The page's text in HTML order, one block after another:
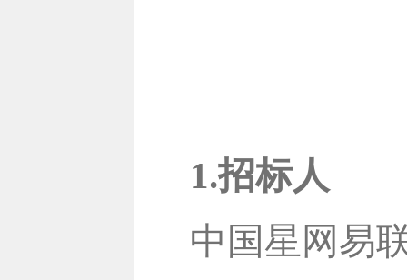
1.招标人
中国星网易